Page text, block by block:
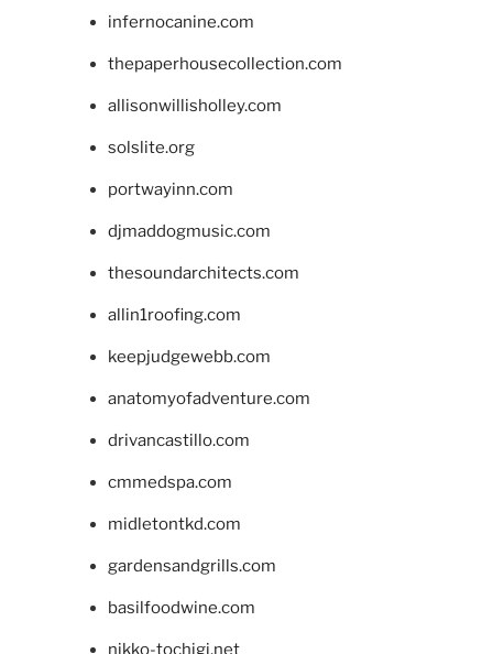
infernocanine.com
thepaperhousecollection.com
allisonwillisholley.com
solslite.org
portwayinn.com
djmaddogmusic.com
thesoundarchitects.com
allin1roofing.com
keepjudgewebb.com
anatomyofadventure.com
drivancastillo.com
cmmedspa.com
midletontkd.com
gardensandgrills.com
basilfoodwine.com
nikko-tochigi.net